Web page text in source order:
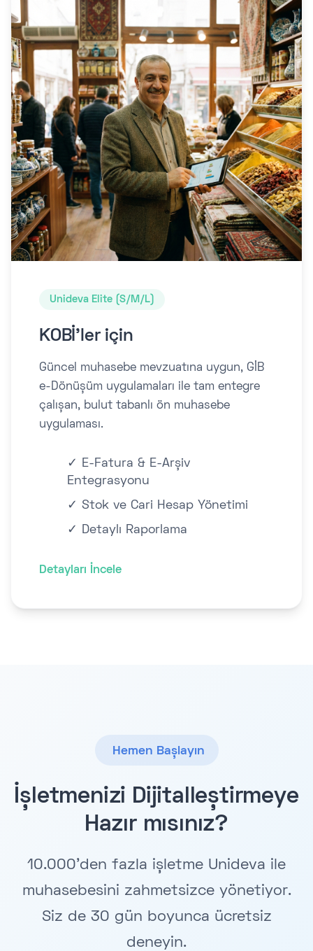
Unideva Elite (S/M/L)
KOBİ'ler için
Güncel muhasebe mevzuatına uygun, GİB
e-Dönüşüm uygulamaları ile tam entegre
çalışan, bulut tabanlı ön muhasebe
uygulaması.
✓ E-Fatura & E-Arşiv
Entegrasyonu
✓ Stok ve Cari Hesap Yönetimi
✓ Detaylı Raporlama
Detayları İncele
Hemen Başlayın
İşletmenizi Dijitalleştirmeye
Hazır mısınız?
10.000'den fazla işletme Unideva ile
muhasebesini zahmetsizce yönetiyor.
Siz de 30 gün boyunca ücretsiz
deneyin.